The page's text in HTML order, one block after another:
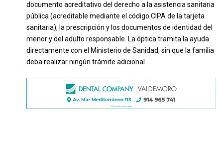
documento acreditativo del derecho a la asistencia sanitaria
pública (acreditable mediante el código CIPA de la tarjeta
sanitaria), la prescripción y los documentos de identidad del
menor y del adulto responsable. La óptica tramita la ayuda
directamente con el Ministerio de Sanidad, sin que la familia
deba realizar ningún trámite adicional.